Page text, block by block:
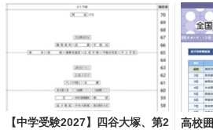
【中学受験2027】四谷大塚、第2
高校